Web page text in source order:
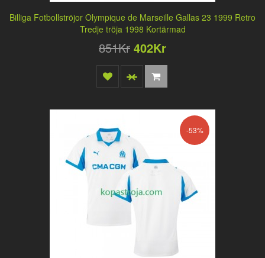
Billiga Fotbollströjor Olympique de Marseille Gallas 23 1999 Retro
Tredje tröja 1998 Kortärmad
851Kr 402Kr
-53%